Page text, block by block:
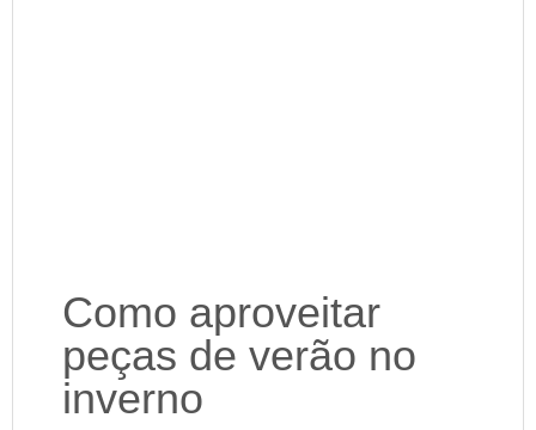
Como aproveitar
peças de verão no
inverno